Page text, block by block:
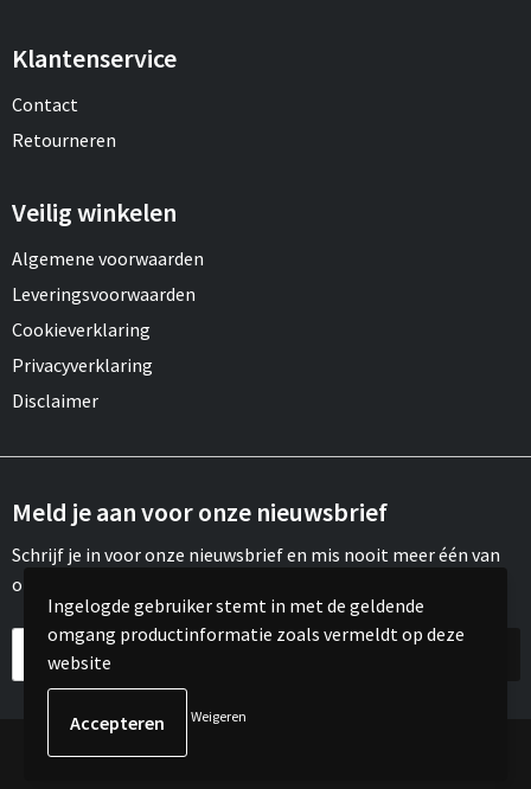
Klantenservice
Contact
Retourneren
Veilig winkelen
Algemene voorwaarden
Leveringsvoorwaarden
Cookieverklaring
Privacyverklaring
Disclaimer
Meld je aan voor onze nieuwsbrief
Schrijf je in voor onze nieuwsbrief en mis nooit meer één van
onze leuke aanbiedingen of updates.
© Copyright Meroh 2022
Ingelogde gebruiker stemt in met de geldende
omgang productinformatie zoals vermeldt op deze
website
Weigeren